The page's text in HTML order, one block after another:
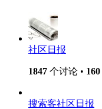
社区日报
1847 个讨论 • 160
搜索客社区日报